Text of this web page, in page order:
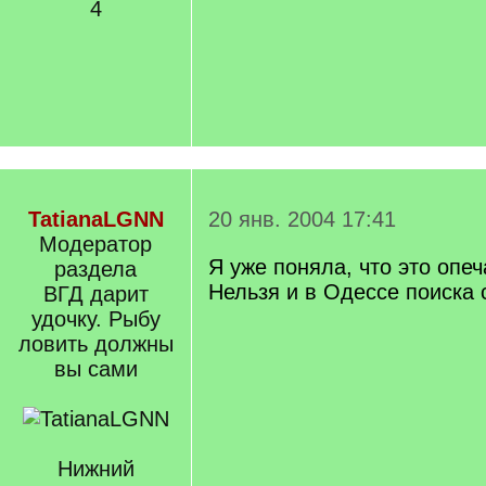
4
TatianaLGNN
Модератор
раздела
ВГД дарит
удочку. Рыбу
ловить должны
вы сами
Нижний
20 янв. 2004 17:41
Я уже поняла, что это
Нельзя и в Одессе поиска